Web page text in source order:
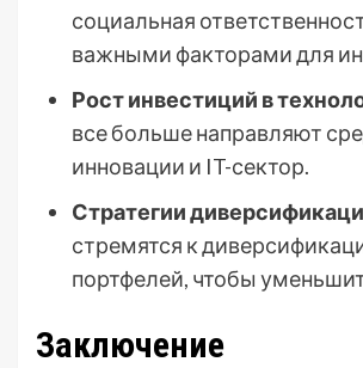
социальная
важными факторами для
Рост инвестиций в
все больше направляют
инновации и IT-сектор.
Стратегии
стремятся к
портфелей, чтобы
Заключение